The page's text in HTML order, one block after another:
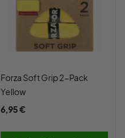
Forza Soft Grip 2-Pack
Yellow
6,95 €